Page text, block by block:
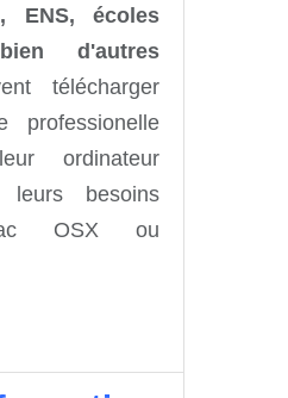
ENS, écoles
d'autres
télécharger
professionelle
ordinateur
besoins
OSX ou